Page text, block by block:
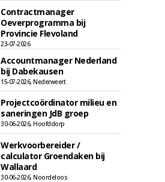
Contractmanager
Oeverprogramma bij
Provincie Flevoland
23-07-2026
Accountmanager Nederland
bij Dabekausen
15-07-2026, Nederweert
Projectcoördinator milieu en
saneringen JdB groep
30-06-2026, Hoofddorp
Werkvoorbereider /
calculator Groendaken bij
Wallaard
30-06-2026, Noordeloos